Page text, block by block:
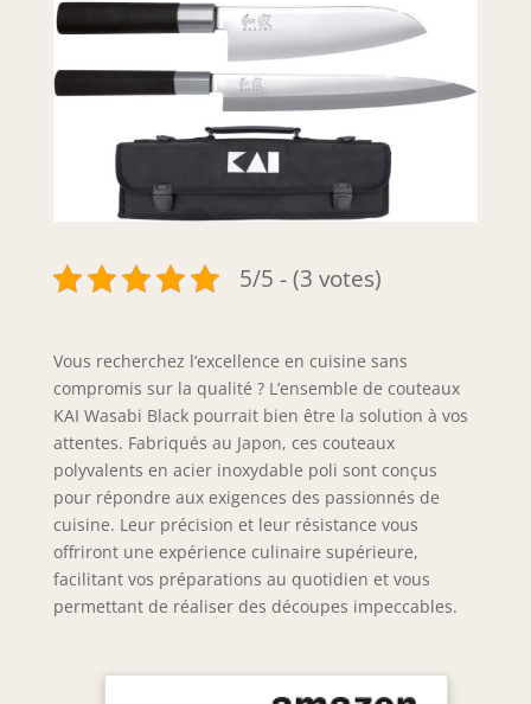
5/5 - (3 votes)
Vous recherchez l’excellence en cuisine sans
compromis sur la qualité ? L’ensemble de couteaux
KAI Wasabi Black pourrait bien être la solution à vos
attentes. Fabriqués au Japon, ces couteaux
polyvalents en acier inoxydable poli sont conçus
pour répondre aux exigences des passionnés de
cuisine. Leur précision et leur résistance vous
offriront une expérience culinaire supérieure,
facilitant vos préparations au quotidien et vous
permettant de réaliser des découpes impeccables.